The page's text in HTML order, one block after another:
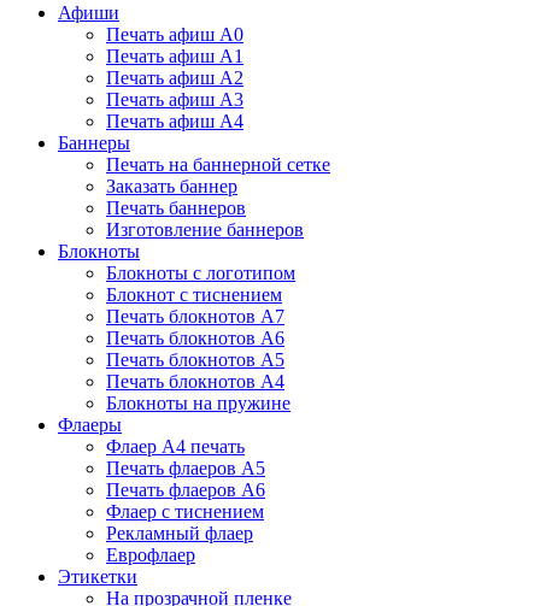
Афиши
Печать афиш А0
Печать афиш А1
Печать афиш А2
Печать афиш А3
Печать афиш А4
Баннеры
Печать на баннерной сетке
Заказать баннер
Печать баннеров
Изготовление баннеров
Блокноты
Блокноты с логотипом
Блокнот с тиснением
Печать блокнотов А7
Печать блокнотов А6
Печать блокнотов А5
Печать блокнотов А4
Блокноты на пружине
Флаеры
Флаер А4 печать
Печать флаеров А5
Печать флаеров А6
Флаер с тиснением
Рекламный флаер
Еврофлаер
Этикетки
На прозрачной пленке